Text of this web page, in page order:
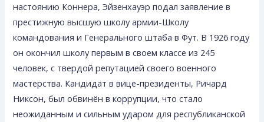
настоянию Коннера, Эйзенхауэр подал заявление в
престижную высшую школу армии-Школу
командования и Генерального штаба в Фут. В 1926 году
он окончил школу первым в своем классе из 245
человек, с твердой репутацией своего военного
мастерства. Кандидат в вице-президенты, Ричард
Никсон, был обвинён в коррупции, что стало
неожиданным и сильным ударом для республиканской